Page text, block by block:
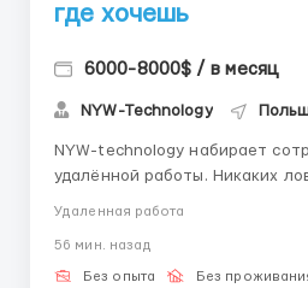
где хочешь
6000-8000$ / в месяц
NYW-Technology
NYW-technology набирает
удалённой работы. Никаких
реальные условия. Telegram:
технологическая компания с
понятными правилами игры.
Удаленная работа
56 мин. назад
Без опыта Без